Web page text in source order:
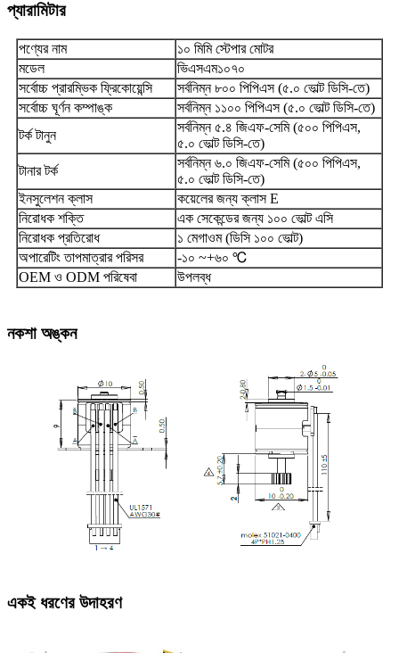
প্যারামিটার
পণ্যের নাম
১০ মিমি স্টেপার মোটর
মডেল
ভিএসএম১০৭০
সর্বোচ্চ প্রারম্ভিক ফ্রিকোয়েন্সি
সর্বনিম্ন ৮০০ পিপিএস (৫.০ ভোল্ট ডিসি-তে)
সর্বোচ্চ ঘূর্ণন কম্পাঙ্ক
সর্বনিম্ন ১১০০ পিপিএস (৫.০ ভোল্ট ডিসি-তে)
টর্ক টানুন
সর্বনিম্ন ৫.৪ জিএফ-সেমি (৫০০ পিপিএস,
৫.০ ভোল্ট ডিসি-তে)
টানার টর্ক
সর্বনিম্ন ৬.০ জিএফ-সেমি (৫০০ পিপিএস,
৫.০ ভোল্ট ডিসি-তে)
ইনসুলেশন ক্লাস
কয়েলের জন্য ক্লাস E
নিরোধক শক্তি
এক সেকেন্ডের জন্য ১০০ ভোল্ট এসি
নিরোধক প্রতিরোধ
১ মেগাওম (ডিসি ১০০ ভোল্ট)
অপারেটিং তাপমাত্রার পরিসর
-১০ ~+৬০ ℃
OEM ও ODM পরিষেবা
উপলব্ধ
নকশা অঙ্কন
একই ধরণের উদাহরণ